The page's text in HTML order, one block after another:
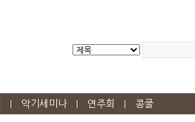
악기세미나 연주회 콩쿨